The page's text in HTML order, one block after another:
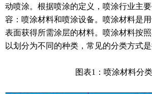
动喷涂。根据喷涂的定义，喷涂行业主
容：喷涂材料和喷涂设备。喷涂材料是
表面获得所需涂层的材料。喷涂材料按
以划分为不同的种类，常见的分类方式
图表1：喷涂材料分类